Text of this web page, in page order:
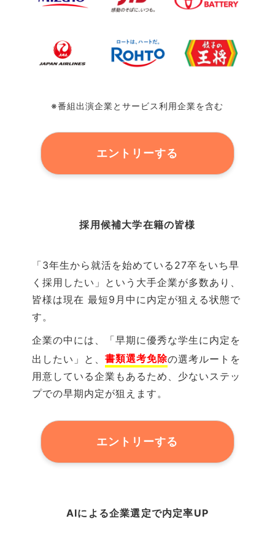
※番組出演企業とサービス利用企業を含む
エントリーする
採用候補大学在籍の皆様
「3年生から就活を始めている27卒をいち早
く採用したい」という大手企業が多数あり、
皆様は現在 最短9 月中に内定が狙える状態で
す。
企業の中には、「早期に優秀な学生に内定を
出したい」と、 書類選考免除の選考ルートを
用意している企業もあるため、少ないステッ
プでの早期内定が狙えます。
エントリーする
AIによる企業選定で内定率UP